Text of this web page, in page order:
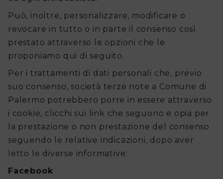
Può, inoltre, personalizzare, modificare o
revocare in tutto o in parte il consenso così
prestato attraverso le opzioni che le
proponiamo qui di seguito.
Per i trattamenti di dati personali che, previo
suo consenso, società terze note a Comune di
Palermo potrebbero porre in essere attraverso
i cookie, clicchi sui link che seguono e opia per
la prestazione o non prestazione del consenso
seguendo le relative indicazioni, dopo aver
letto le diverse informative:
Facebook